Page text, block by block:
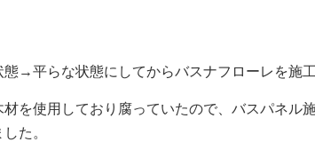
→平らな状態にしてからバスナフローレを施工
を使用しており腐っていたので、バスパネル
た。